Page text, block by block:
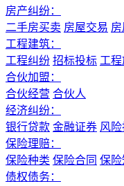
房产纠纷：
二手房买卖 房屋交易
工程建筑：
工程纠纷 招标投标 工
合伙加盟：
合伙经营 合伙人
经济纠纷：
银行贷款 金融证券 风
保险理赔：
保险种类 保险合同 保险
债权债务：